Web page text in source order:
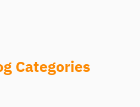
Categories